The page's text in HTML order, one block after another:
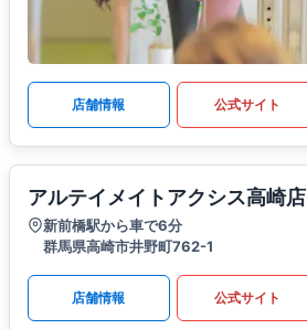
店舗情報 公式サイト
アルテイメイトアクシス高崎店
新前橋駅から車で6分
群馬県高崎市井野町762-1
店舗情報 公式サイト